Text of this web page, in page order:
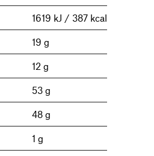
1619 kJ / 387 kcal
19 g
12 g
53 g
48 g
1 g